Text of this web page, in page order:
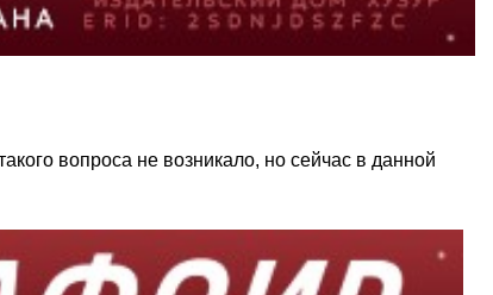
вопроса не возникало, но сейчас в данной